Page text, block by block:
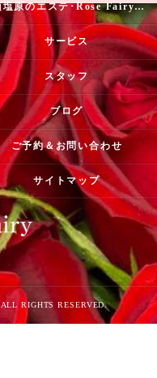
那須塩原のエステ･Rose Fairyの評判
サービス
スタッフ
ブログ
ご予約＆お問い合わせ
サイトマップ
RIGHTS RESERVED.